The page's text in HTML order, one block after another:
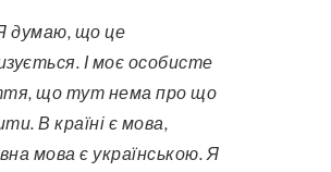
це
І моє особисте
що тут нема про що
В країні є мова,
мова є українською. Я